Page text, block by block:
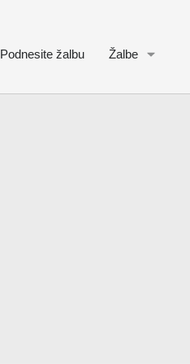
Podnesite žalbu Žalbe